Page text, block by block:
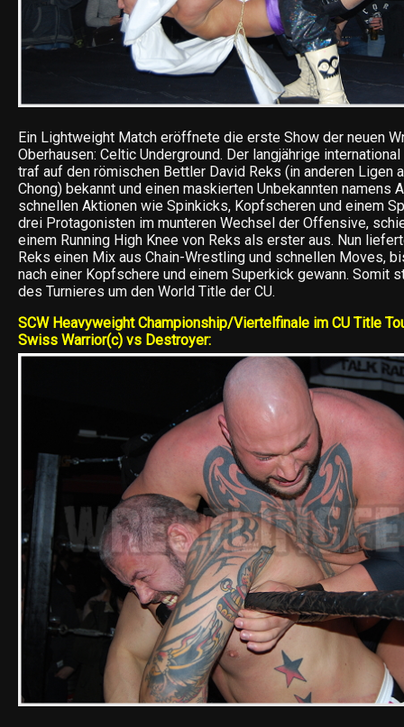
Ein Lightweight Match eröffnete die erste Show der neuen
Oberhausen: Celtic Underground. Der langjährige
traf auf den römischen Bettler David Reks (in anderen Ligen
Chong) bekannt und einen maskierten Unbekannten namens
schnellen Aktionen wie Spinkicks, Kopfscheren und einem
drei Protagonisten im munteren Wechsel der Offensive,
einem Running High Knee von Reks als erster aus. Nun
Reks einen Mix aus Chain-Wrestling und schnellen Moves,
nach einer Kopfschere und einem Superkick gewann. Somit
des Turnieres um den World Title der CU.
SCW Heavyweight Championship/Viertelfinale im CU Title
Swiss Warrior(c) vs Destroyer: